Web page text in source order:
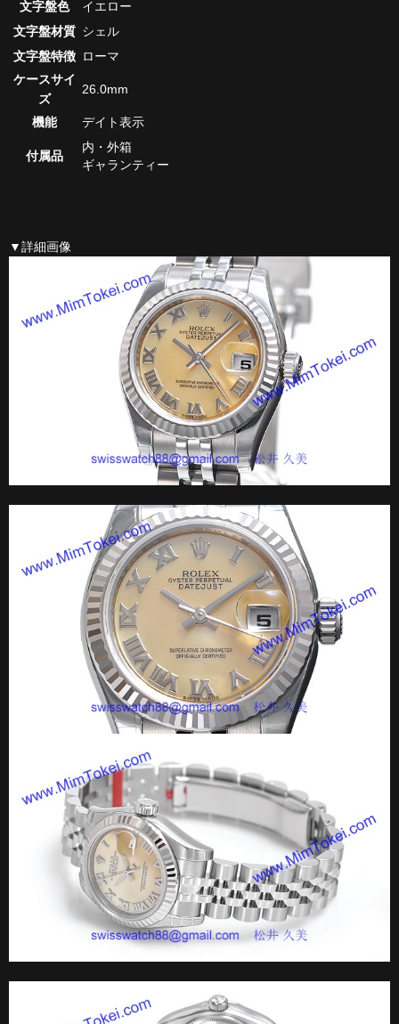
文字盤色
イエロー
文字盤材質 シェル
文字盤特徴 ローマ
ケースサイ
ズ
26.0mm
機能 デイト表示
付属品
内・外箱
ギャランティー
▼詳細画像